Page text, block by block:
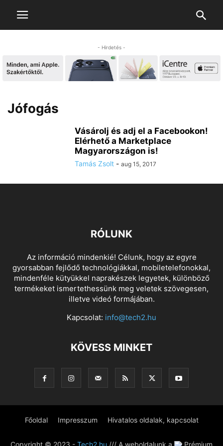
- Hirdetés -
Jófogás
Vásárolj és adj el a Facebookon!
Elérhető a Marketplace
Magyarországon is!
Tamás Zsolt - aug 15, 2017
RÓLUNK
Az információ mindenkié! Célunk, hogy az egyre
gyorsabban fejlődő technológiákkal, mobiletelefonokkal,
mindenféle kütyükkel naprakészek legyetek, különböző
termékeket ismertethessünk meg veletek szövegesen,
illetve videó formájában.
Kapcsolat: info@tech2.hu
KÖVESS MINKET
Főoldal Impresszum Hivatalos oldalak, kapcsolat